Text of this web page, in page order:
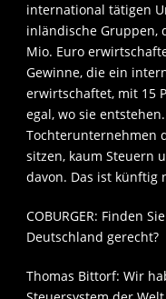
international tätigen
inländische Gruppen,
Mio. Euro
Gewinne, die ein
erwirtschaftet, mit 15
egal, wo sie
Tochterunternehmen
sitzen, kaum Steuern
davon. Das ist künftig
COBURGER: Finden
Deutschland gerecht?
Thomas Bittorf: Wir